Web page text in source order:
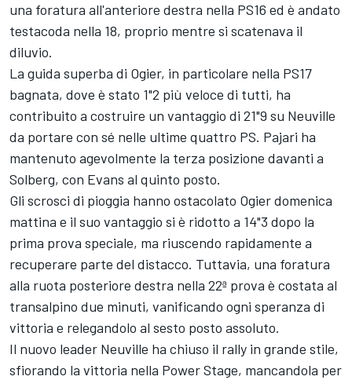
una foratura all'anteriore destra nella PS16 ed è andato
testacoda nella 18, proprio mentre si scatenava il
diluvio.
La guida superba di Ogier, in particolare nella PS17
bagnata, dove è stato 1"2 più veloce di tutti, ha
contribuito a costruire un vantaggio di 21"9 su Neuville
da portare con sé nelle ultime quattro PS. Pajari ha
mantenuto agevolmente la terza posizione davanti a
Solberg, con Evans al quinto posto.
Gli scrosci di pioggia hanno ostacolato Ogier domenica
mattina e il suo vantaggio si è ridotto a 14"3 dopo la
prima prova speciale, ma riuscendo rapidamente a
recuperare parte del distacco. Tuttavia, una foratura
alla ruota posteriore destra nella 22ª prova è costata al
transalpino due minuti, vanificando ogni speranza di
vittoria e relegandolo al sesto posto assoluto.
Il nuovo leader Neuville ha chiuso il rally in grande stile,
sfiorando la vittoria nella Power Stage, mancandola per